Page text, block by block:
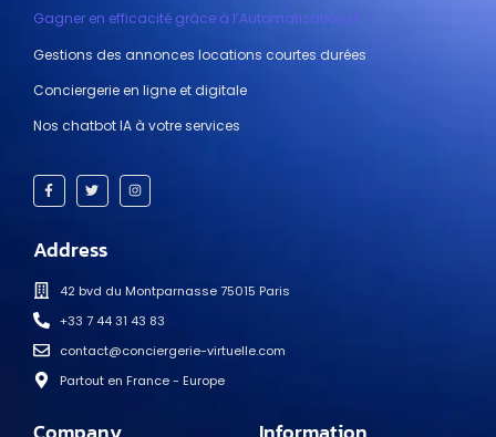
Gagner en efficacité grâce à l’Automatisation IA
Gestions des annonces locations courtes durées
Conciergerie en ligne et digitale
Nos chatbot IA à votre services
Address
42 bvd du Montparnasse 75015 Paris
+33 7 44 31 43 83
contact@conciergerie-virtuelle.com
Partout en France - Europe